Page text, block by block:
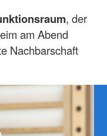
, der
am Abend
Nachbarschaft